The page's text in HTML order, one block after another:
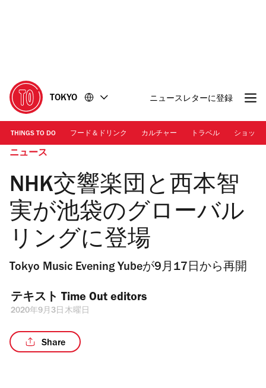
に
移
動
移
動
TOKYO ニュースレターに登録
THINGS TO DO フード＆ドリンク カルチャー トラベル ショッピ
ニュース
NHK交響楽団と⻄本智
実が池袋のグローバル
リングに登場
Tokyo Music Evening Yubeが9月17日から再開
テキスト Time Out editors
2020年9月3日木曜日
Share